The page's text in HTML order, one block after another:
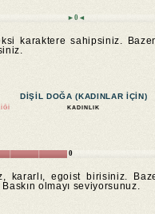
►0◄
karaktere sahipsiniz.
DIŞIL DOĞA (KADINLAR IÇIN)
KADINLIK
0
kararlı, egoist birisiniz.
olmayı seviyorsunuz.